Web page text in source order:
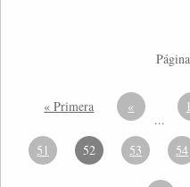
« Primera «
...
51 52 53 54